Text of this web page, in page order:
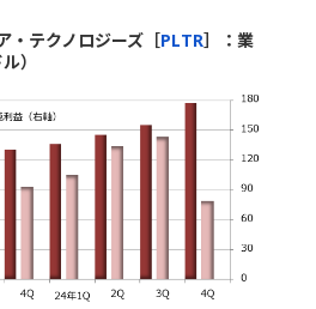
・テクノロジーズ［PLTR］：業
）